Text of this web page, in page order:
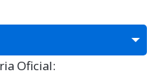
Oficial: